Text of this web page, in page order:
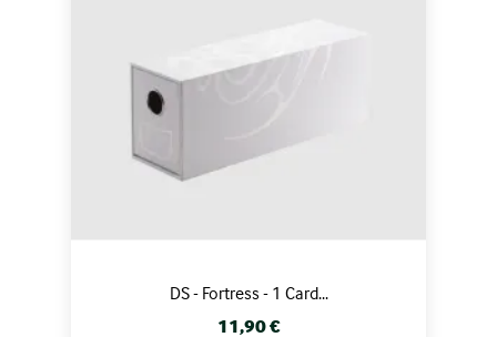
DS - Fortress - 1 Card...
Prix
11,90 €